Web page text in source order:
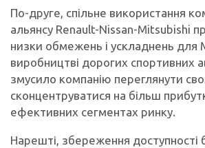
По-друге, спільне використання
альянсу Renault-Nissan-Mitsubishi
низки обмежень і ускладнень для
виробництві дорогих спортивних
змусило компанію переглянути
сконцентруватися на більш
ефективних сегментах ринку.
Нарешті, збереження доступності